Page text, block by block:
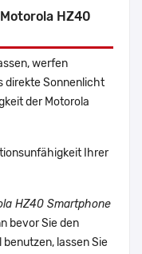
HZ40
werfen
direkte Sonnenlicht
der Motorola
Ihrer
HZ40 Smartphone
bevor Sie den
lassen Sie